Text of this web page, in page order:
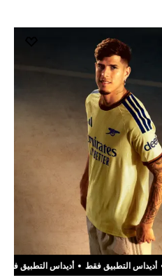
أديداس التطبيق • أديداس التطبيق فقط •